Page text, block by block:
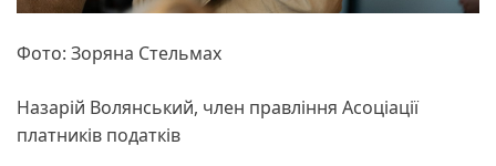
Фото: Зоряна Стельмах
Назарій Волянський, член правління Асоціації
платників податків